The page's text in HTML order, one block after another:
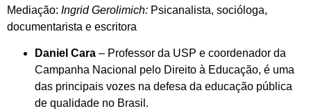
Mediação: Ingrid Gerolimich: Psicanalista, socióloga,
documentarista e escritora
Daniel Cara – Professor da USP e coordenador da
Campanha Nacional pelo Direito à Educação, é uma
das principais vozes na defesa da educação pública
de qualidade no Brasil.